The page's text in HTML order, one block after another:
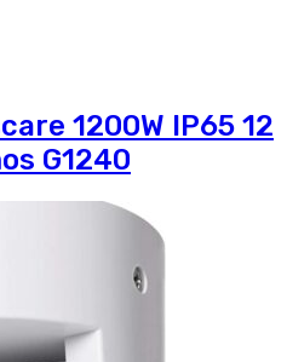
1200W IP65 12
G1240